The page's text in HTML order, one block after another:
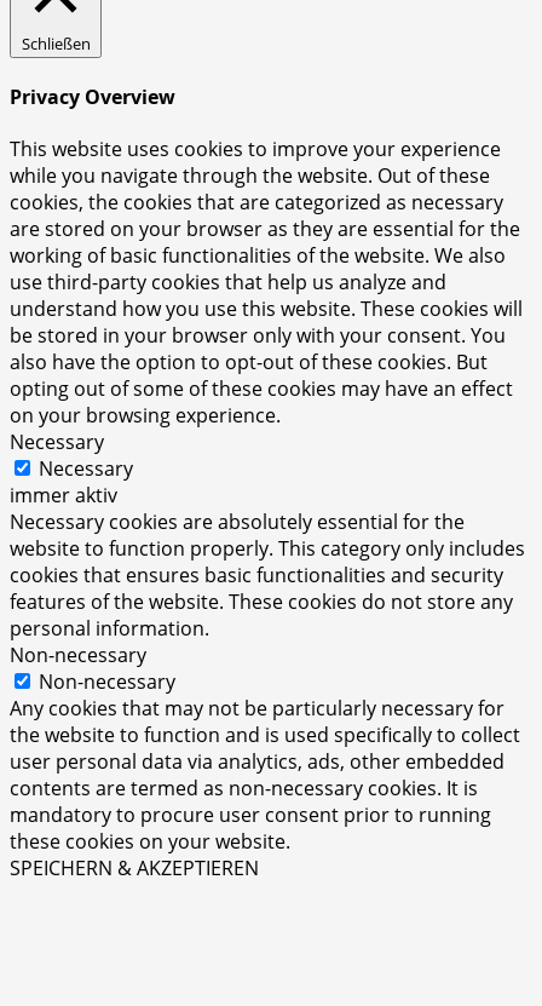
Schließen
Privacy Overview
This website uses cookies to improve your experience
while you navigate through the website. Out of these
cookies, the cookies that are categorized as necessary
are stored on your browser as they are essential for the
working of basic functionalities of the website. We also
use third-party cookies that help us analyze and
understand how you use this website. These cookies will
be stored in your browser only with your consent. You
also have the option to opt-out of these cookies. But
opting out of some of these cookies may have an effect
on your browsing experience.
Necessary
Necessary
immer aktiv
Necessary cookies are absolutely essential for the
website to function properly. This category only includes
cookies that ensures basic functionalities and security
features of the website. These cookies do not store any
personal information.
Non-necessary
Non-necessary
Any cookies that may not be particularly necessary for
the website to function and is used specifically to collect
user personal data via analytics, ads, other embedded
contents are termed as non-necessary cookies. It is
mandatory to procure user consent prior to running
these cookies on your website.
SPEICHERN & AKZEPTIEREN